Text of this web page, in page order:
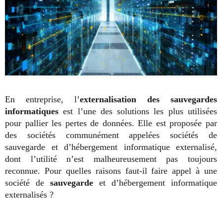
En entreprise, l’externalisation des sauvegardes
informatiquesest l’une des solutions les plus utilisées
pour pallier les pertes de données. Elle est proposée par
des sociétés communément appelées sociétés de
sauvegarde et d’hébergement informatique externalisé,
dont l’utilité n’est malheureusement pas toujours
reconnue. Pour quelles raisons faut-il faire appel à une
société de sauvegarde et d’hébergement informatique
externalisés ?